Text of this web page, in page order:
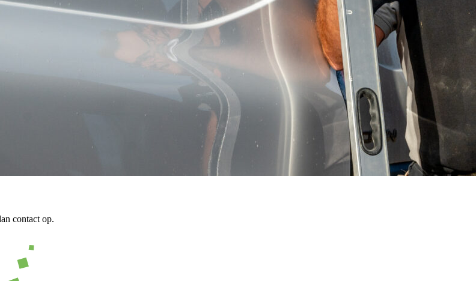
contact op.